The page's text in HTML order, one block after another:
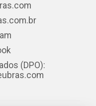
(DPO):